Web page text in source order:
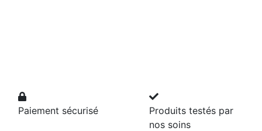
Paiement sécurisé
Produits testés par
nos soins